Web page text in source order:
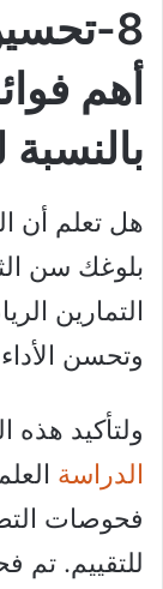
8-
أهم
هل تعلم أن
بلوغك سن
التمارين
وتحسن
ولتأكيد هذه
الدراسة
للتقييم. تم